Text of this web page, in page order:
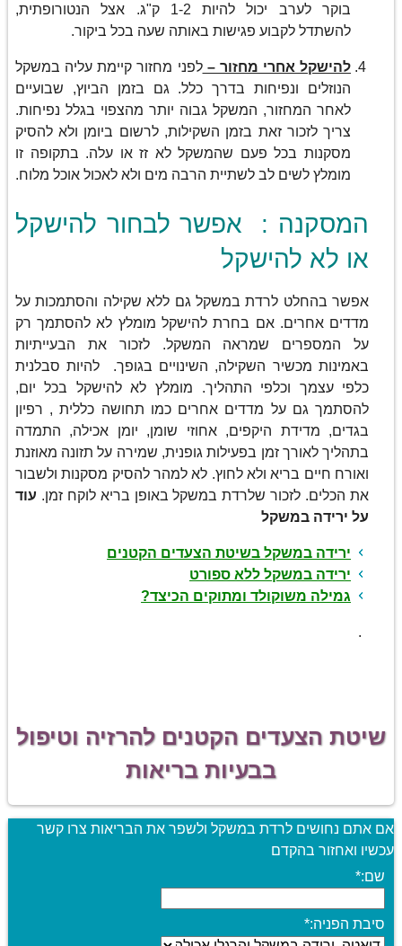
בוקר לערב יכול להיות 1-2 ק"ג. אצל הנטורופתית,
להשתדל לקבוע פגישות באותה שעה בכל ביקור.
להישקל אחרי מחזור –לפני מחזור קיימת עליה במשקל
הנוזלים ונפיחות בדרך כלל. גם בזמן הביוץ, שבועיים
לאחר המחזור, המשקל גבוה יותר מהצפוי בגלל נפיחות.
צריך לזכור זאת בזמן השקילות, לרשום ביומן ולא להסיק
מסקנות בכל פעם שהמשקל לא זז או עלה. בתקופה זו
מומלץ לשים לב לשתיית הרבה מים ולא לאכול אוכל מלוח.
המסקנה : אפשר לבחור להישקל
או לא להישקל
אפשר בהחלט לרדת במשקל גם ללא שקילה והסתמכות על
מדדים אחרים. אם בחרת להישקל מומלץ לא להסתמך רק
על המספרים שמראה המשקל. לזכור את הבעייתיות
באמינות מכשיר השקילה, השינויים בגופך. להיות סבלנית
כלפי עצמך וכלפי התהליך. מומלץ לא להישקל בכל יום,
להסתמך גם על מדדים אחרים כמו תחושה כללית , רפיון
בגדים, מדידת היקפים, אחוזי שומן, יומן אכילה, התמדה
בתהליך לאורך זמן בפעילות גופנית, שמירה על תזונה מאוזנת
ואורח חיים בריא ולא לחוץ. לא למהר להסיק מסקנות ולשבור
את הכלים. לזכור שלרדת במשקל באופן בריא לוקח זמן. עוד
על ירידה במשקל
ירידה במשקל בשיטת הצעדים הקטנים
ירידה במשקל ללא ספורט
גמילה משוקולד ומתוקים הכיצד?
.
שיטת הצעדים הקטנים להרזיה וטיפול
בבעיות בריאות
אם אתם נחושים לרדת במשקל ולשפר את הבריאות צרו קשר
עכשיו ואחזור בהקדם
שם:*
סיבת הפניה:*